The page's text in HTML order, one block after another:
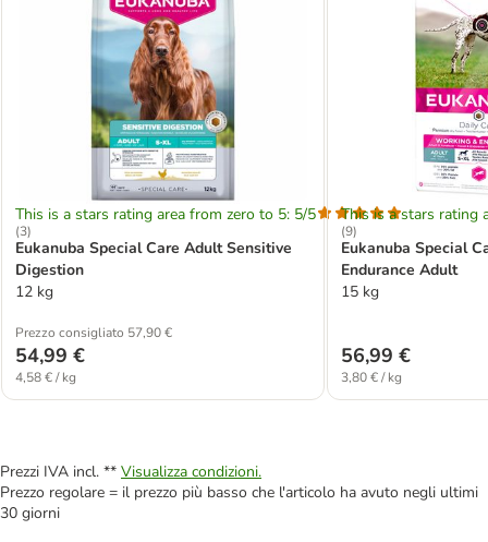
This is a stars rating area from zero to 5: 5/5
(3)
Eukanuba Special Care Adult Sensitive
Digestion
12 kg
Prezzo consigliato 57,90 €
54,99 €
4,58 € / kg
This is a stars rating
(9)
Eukanuba Special
Endurance Adult
15 kg
56,99 €
3,80 € / kg
Prezzi IVA incl. ** Visualizza condizioni.
Prezzo regolare = il prezzo più basso che l'articolo ha avuto negli ultimi
30 giorni